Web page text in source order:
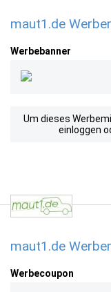
maut1.de
Werbebanner
Um dieses
einloggen
maut1.de
Werbecoupon